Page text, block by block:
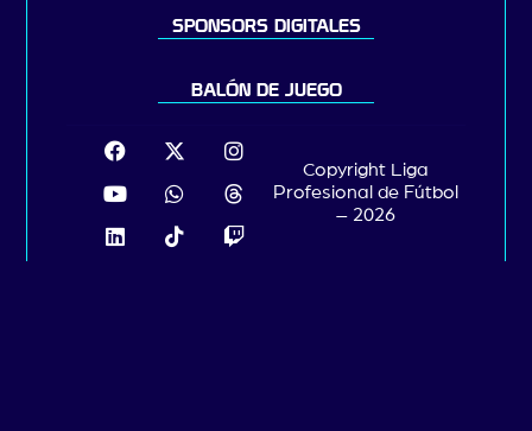
SPONSORS DIGITALES
BALÓN DE JUEGO
Copyright Liga
Profesional de Fútbol
– 2026